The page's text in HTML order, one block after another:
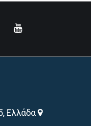
Ελλάδα